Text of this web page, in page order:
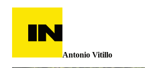
Antonio Vitillo